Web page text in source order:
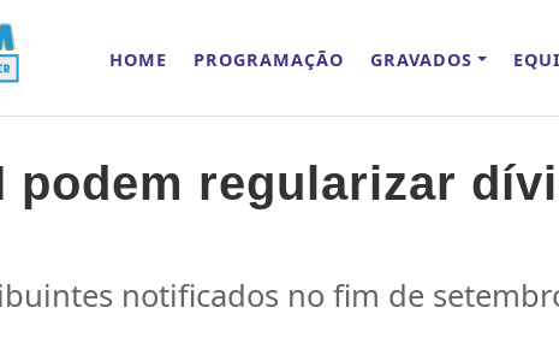
HOME PROGRAMAÇÃO GRAVADOS
podem regularizar
notificados no fim de